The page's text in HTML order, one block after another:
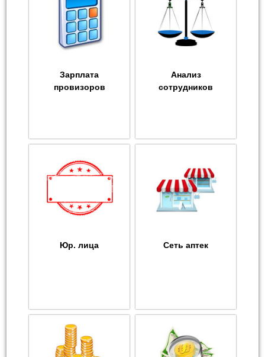
Зарплата
провизоров
Анализ
сотрудников
Юр. лица Сеть аптек